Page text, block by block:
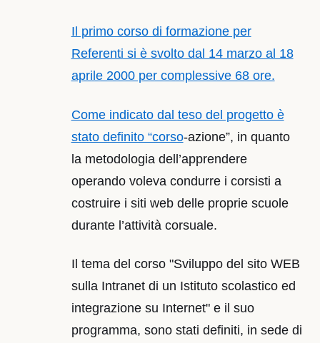
Il primo corso di formazione per
Referenti si è svolto dal 14 marzo al 18
aprile 2000 per complessive 68 ore.
Come indicato dal teso del progetto è
stato definito “corso-azione”, in quanto
la metodologia dell’apprendere
operando voleva condurre i corsisti a
costruire i siti web delle proprie scuole
durante l’attività corsuale.
Il tema del corso "Sviluppo del sito WEB
sulla Intranet di un Istituto scolastico ed
integrazione su Internet" e il suo
programma, sono stati definiti, in sede di